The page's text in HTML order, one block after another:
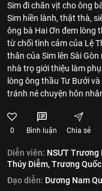
Sim đi chăn vịt cho ông
Sim hiền lành, thật thà,
ông bà Hai Ơn đem lòng
từ chối tình cảm của Lệ
thân của Sim lên Sài
nhà trọ giới thiệu làm
lòng ông thầu Tư Bưởi
tránh né chuyện hôn
0 Bình luận Chia sẻ
Diễn viên: NSƯT Trương
Thúy Diễm,Trương
Đạo diễn: Dương Nam